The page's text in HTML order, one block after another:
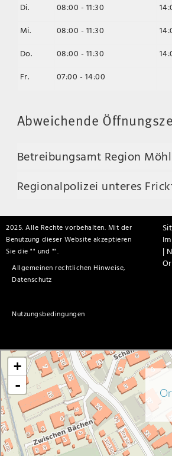
Di.
08:00 - 11:30
Mi.
08:00 - 11:30
Do.
08:00 - 11:30
Fr.
07:00 - 14:00
Abweichende
Betreibungsamt Region
Regionalpolizei unteres
2025. Alle Rechte vorbehalten. Mit der
Benutzung dieser Website akzeptieren
Sie die "
Allgemeinen rechtlichen Hinweise,
Datenschutz
" und "
Nutzungsbedingungen
".
|